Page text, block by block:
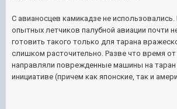
С авианосцев камикадзе не
опытных летчиков палубной авиации почти
готовить такого только для тарана
слишком расточительно. Разве что время
направляли поврежденные машины на таран
инициативе (причем как японские, так и